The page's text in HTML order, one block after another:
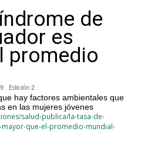
de
es
promedio
. Edición 2
hay factores ambientales que
en las mujeres jóvenes
salud-publica/la-tasa-de-
que-el-promedio-mundial-